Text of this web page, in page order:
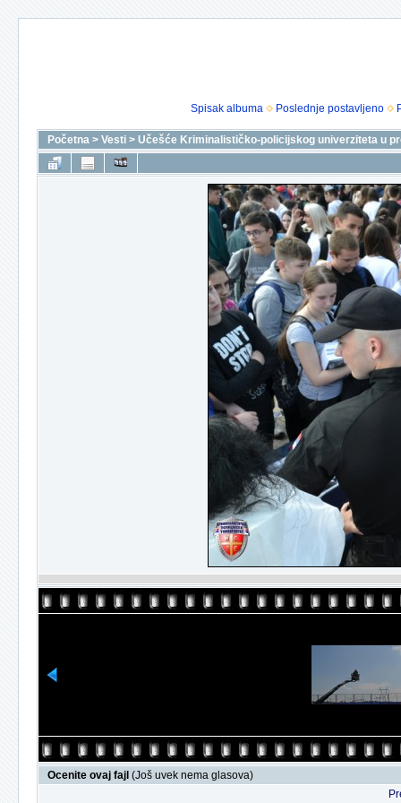
Spisak albuma Poslednje postavljeno
Početna > Vesti > Učešće Kriminalističko-policijskog univerziteta u
Ocenite ovaj fajl (Još uvek nema glasova)